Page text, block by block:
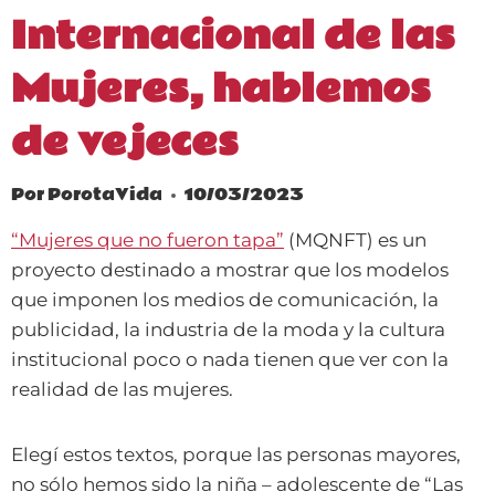
Internacional de las
Mujeres, hablemos
de vejeces
PorPorotaVida 10/03/2023
“Mujeres que no fueron tapa” (MQNFT) es un
proyecto destinado a mostrar que los modelos
que imponen los medios de comunicación, la
publicidad, la industria de la moda y la cultura
institucional poco o nada tienen que ver con la
realidad de las mujeres.
Elegí estos textos, porque las personas mayores,
no sólo hemos sido la niña – adolescente de “Las